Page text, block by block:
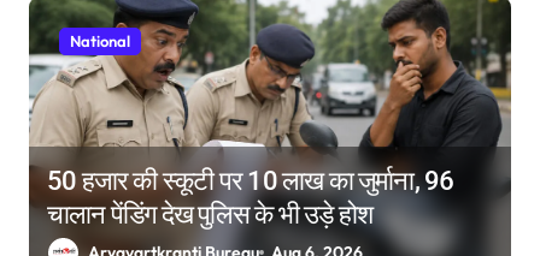
National
50 हजार की स्कूटी पर 10 लाख का जुर्माना, 96
चालान पेंडिंग देख पुलिस के भी उड़े होश